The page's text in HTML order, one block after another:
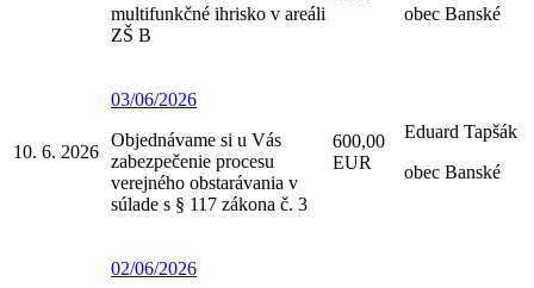
multifunkčné ihrisko v areáli
ZŠ B
obec Banské
10. 6. 2026
03/06/2026
Objednávame si u Vás
zabezpečenie procesu
verejného obstarávania v
súlade s § 117 zákona č. 3
600,00
EUR
Eduard Tapšák
obec Banské
02/06/2026